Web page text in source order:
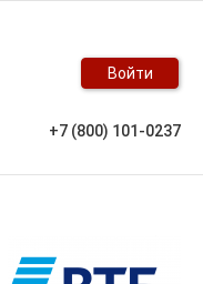
Войти
+7 (800) 101-0237